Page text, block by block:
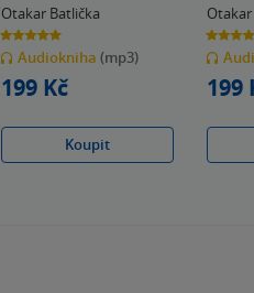
Otakar Batlička
5.0
z
5
hvězdiček
Audiokniha (mp3)
199 Kč
Koupit
5.0
z
5
hvězdiček
199